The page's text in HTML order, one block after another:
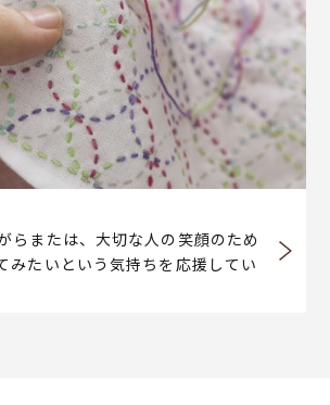
らまたは、大切な人の笑顔のため
みたいという気持ちを応援してい